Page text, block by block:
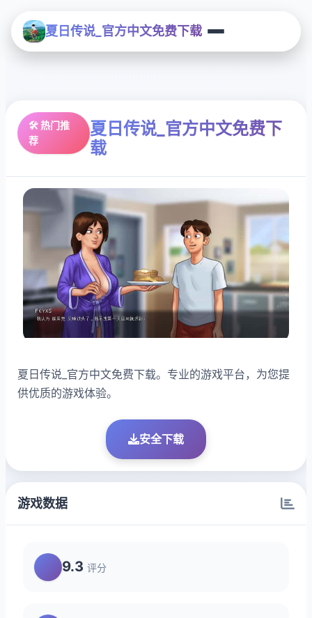
夏日传说_官方中文免费下载
🛠️ 热门推
荐
夏日传说_官方中文免费下
载
夏日传说_官方中文免费下载。专业的游戏平台，为您提
供优质的游戏体验。
安全下载
游戏数据
9.3 评分